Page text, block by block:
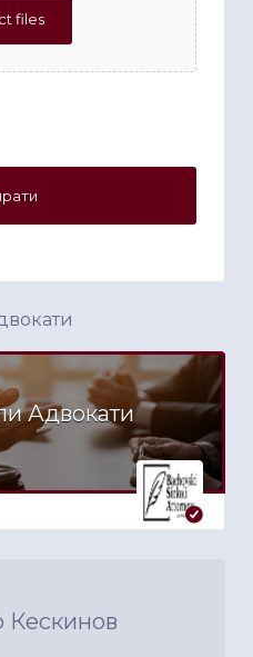
files
Адвокати
Кескинов